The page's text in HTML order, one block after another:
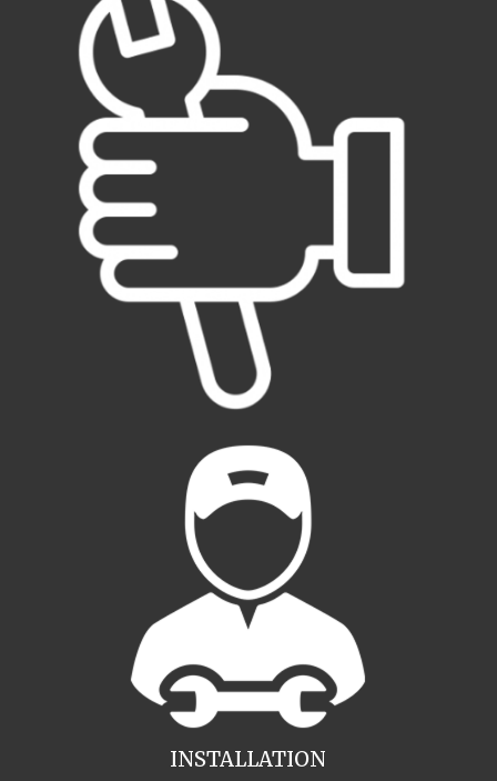
INSTALLATION